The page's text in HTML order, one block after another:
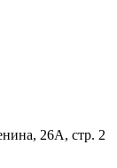
26А, стр. 2